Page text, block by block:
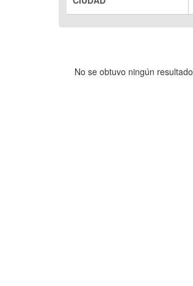
No se obtuvo ningún resultado